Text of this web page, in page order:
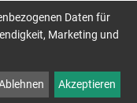
Daten für
Marketing und
Akzeptieren